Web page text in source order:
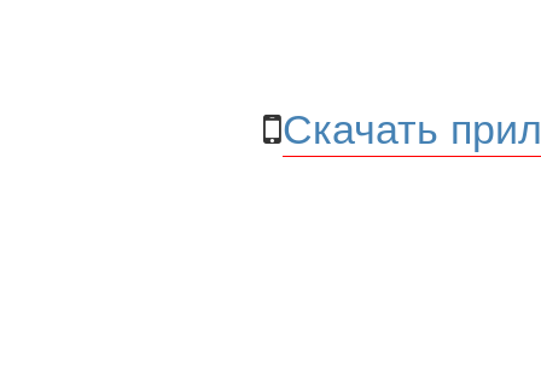
Скачать